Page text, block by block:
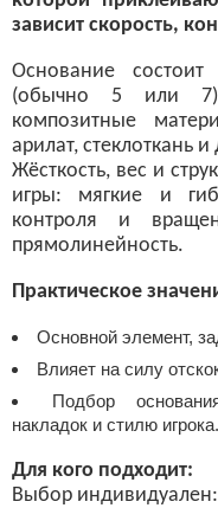
зависит скорость,
Основание
(обычно 5 или
композитные
арилат, стеклоткань и
Жёсткость, вес и
игры: мягкие и
контроля и
прямолинейность.
Практическое
Основной элемент,
Влияет на силу
Подбор
накладок и стилю игрока.
Для кого подходит:
Выбор индивидуален: